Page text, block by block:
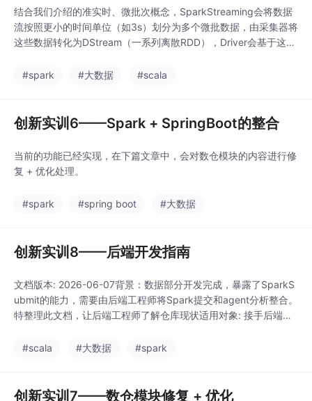
结合我们介绍的准实时、微批次概念，SparkStreaming会将数据
流按照更小的时间单位（如3s）划分为多个微批数据，由采集器将
这些数据转化为DStream（一系列离散RDD），Driver会基于这些
计算数据的工作。下图是对window操作的一个解析。给定一个由
#spark #大数据 #scala
创新实训6——Spark + SpringBoot的整合
当前的功能已经实现，在下篇文章中，会对数仓模块的内容进行修
复 + 优化处理。
#spark #spring boot #大数据
创新实训8——后端开发指南
文档版本: 2026-06-07背景：数据部分开发完成，暴露了SparkS
ubmit的能力，需要由后端工程师将Spark提交和agent分析整合。
特整理此文档，让后端工程师了解仓库现状适用对象: 接手后端开
md核心原则: 本文档描述的是（what exists），而非「理想设
#scala #大数据 #spark
创新实训7——数仓模块修复 + 优化